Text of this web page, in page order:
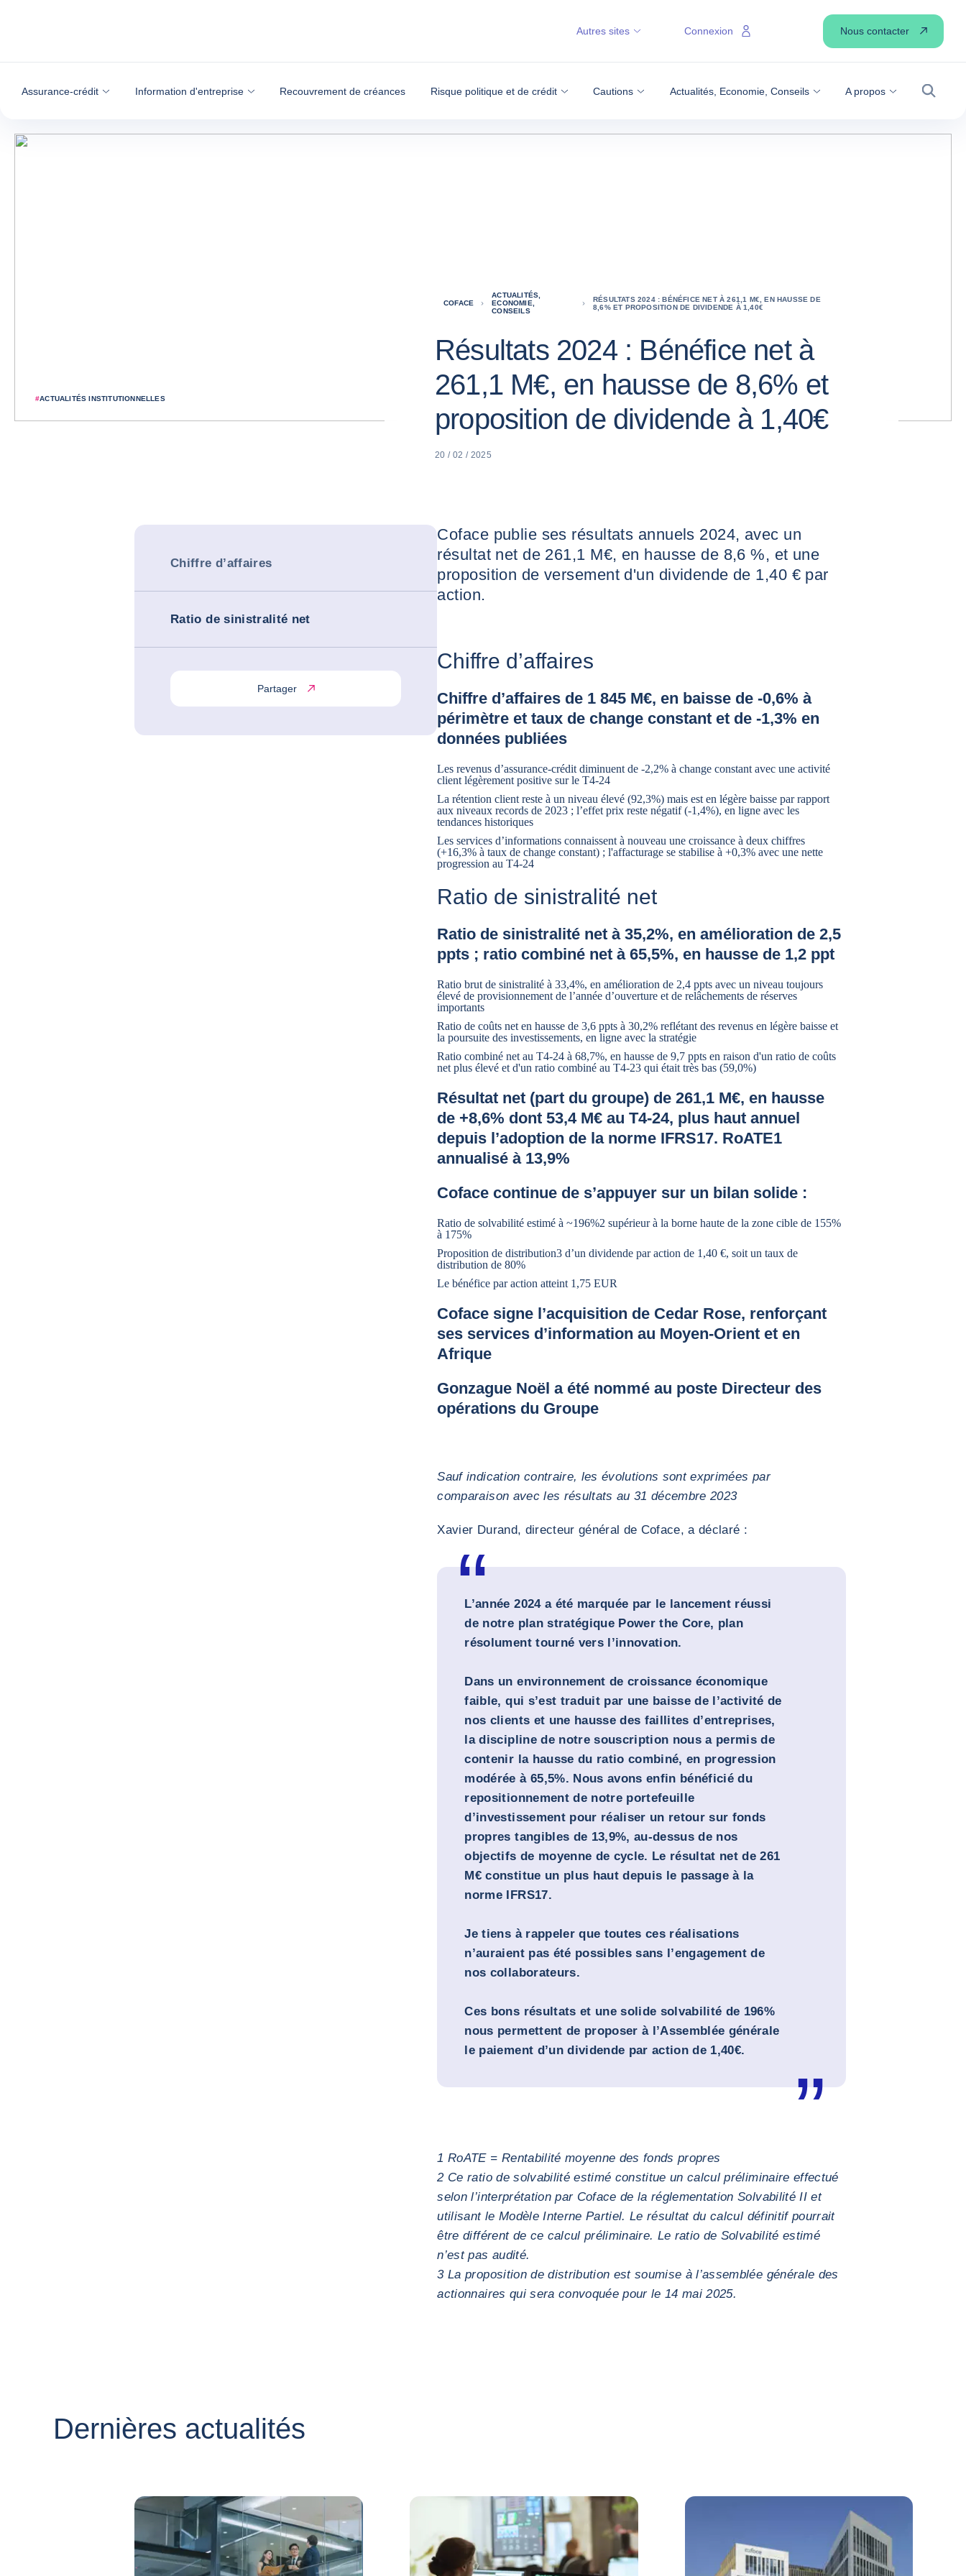
Assurance-crédit Information d'entreprise Recouvrement de créances Risque politique et de crédit Cautions Actualités, Economie, Conseils A propos
Autres sites Connexion Nous contacter
#ACTUALITÉS INSTITUTIONNELLES
COFACE
ACTUALITÉS,
ECONOMIE,
CONSEILS
RÉSULTATS 2024 : BÉNÉFICE NET À 261,1 M€, EN HAUSSE DE
8,6% ET PROPOSITION DE DIVIDENDE À 1,40€
Résultats 2024 : Bénéfice net à
261,1 M€, en hausse de 8,6% et
proposition de dividende à 1,40€
20 / 02 / 2025
Chiffre d’affaires
Ratio de sinistralité net
Partager
Coface publie ses résultats annuels 2024, avec un
résultat net de 261,1 M€, en hausse de 8,6 %, et une
proposition de versement d'un dividende de 1,40 € par
action.
Chiffre d’affaires
Chiffre d’affaires de 1 845 M€, en baisse de -0,6% à
périmètre et taux de change constant et de -1,3% en
données publiées
Les revenus d’assurance-crédit diminuent de -2,2% à change constant avec une activité
client légèrement positive sur le T4-24
La rétention client reste à un niveau élevé (92,3%) mais est en légère baisse par rapport
aux niveaux records de 2023 ; l’effet prix reste négatif (-1,4%), en ligne avec les
tendances historiques
Les services d’informations connaissent à nouveau une croissance à deux chiffres
(+16,3% à taux de change constant) ; l'affacturage se stabilise à +0,3% avec une nette
progression au T4-24
Ratio de sinistralité net
Ratio de sinistralité net à 35,2%, en amélioration de 2,5
ppts ; ratio combiné net à 65,5%, en hausse de 1,2 ppt
Ratio brut de sinistralité à 33,4%, en amélioration de 2,4 ppts avec un niveau toujours
élevé de provisionnement de l’année d’ouverture et de relâchements de réserves
importants
Ratio de coûts net en hausse de 3,6 ppts à 30,2% reflétant des revenus en légère baisse et
la poursuite des investissements, en ligne avec la stratégie
Ratio combiné net au T4-24 à 68,7%, en hausse de 9,7 ppts en raison d'un ratio de coûts
net plus élevé et d'un ratio combiné au T4-23 qui était très bas (59,0%)
Résultat net (part du groupe) de 261,1 M€, en hausse
de +8,6% dont 53,4 M€ au T4-24, plus haut annuel
depuis l’adoption de la norme IFRS17. RoATE1
annualisé à 13,9%
Coface continue de s’appuyer sur un bilan solide :
Ratio de solvabilité estimé à ~196%2 supérieur à la borne haute de la zone cible de 155%
à 175%
Proposition de distribution3 d’un dividende par action de 1,40 €, soit un taux de
distribution de 80%
Le bénéfice par action atteint 1,75 EUR
Coface signe l’acquisition de Cedar Rose, renforçant
ses services d’information au Moyen-Orient et en
Afrique
Gonzague Noël a été nommé au poste Directeur des
opérations du Groupe
Sauf indication contraire, les évolutions sont exprimées par
comparaison avec les résultats au 31 décembre 2023
Xavier Durand, directeur général de Coface, a déclaré :
L’année 2024 a été marquée par le lancement réussi
de notre plan stratégique Power the Core, plan
résolument tourné vers l’innovation.
Dans un environnement de croissance économique
faible, qui s’est traduit par une baisse de l’activité de
nos clients et une hausse des faillites d’entreprises,
la discipline de notre souscription nous a permis de
contenir la hausse du ratio combiné, en progression
modérée à 65,5%. Nous avons enfin bénéficié du
repositionnement de notre portefeuille
d’investissement pour réaliser un retour sur fonds
propres tangibles de 13,9%, au-dessus de nos
objectifs de moyenne de cycle. Le résultat net de 261
M€ constitue un plus haut depuis le passage à la
norme IFRS17.
Je tiens à rappeler que toutes ces réalisations
n’auraient pas été possibles sans l’engagement de
nos collaborateurs.
Ces bons résultats et une solide solvabilité de 196%
nous permettent de proposer à l’Assemblée générale
le paiement d’un dividende par action de 1,40€.
1 RoATE = Rentabilité moyenne des fonds propres
2 Ce ratio de solvabilité estimé constitue un calcul préliminaire effectué
selon l’interprétation par Coface de la réglementation Solvabilité II et
utilisant le Modèle Interne Partiel. Le résultat du calcul définitif pourrait
être différent de ce calcul préliminaire. Le ratio de Solvabilité estimé
n’est pas audité.
3 La proposition de distribution est soumise à l’assemblée générale des
actionnaires qui sera convoquée pour le 14 mai 2025.
Dernières actualités